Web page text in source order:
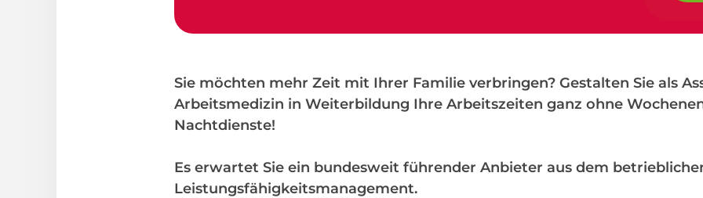
Sie möchten mehr Zeit mit Ihrer Familie verbringen? Gestalten Sie als
Arbeitsmedizin in Weiterbildung Ihre Arbeitszeiten ganz ohne
Nachtdienste!
Es erwartet Sie ein bundesweit führender Anbieter aus dem
Leistungsfähigkeitsmanagement.